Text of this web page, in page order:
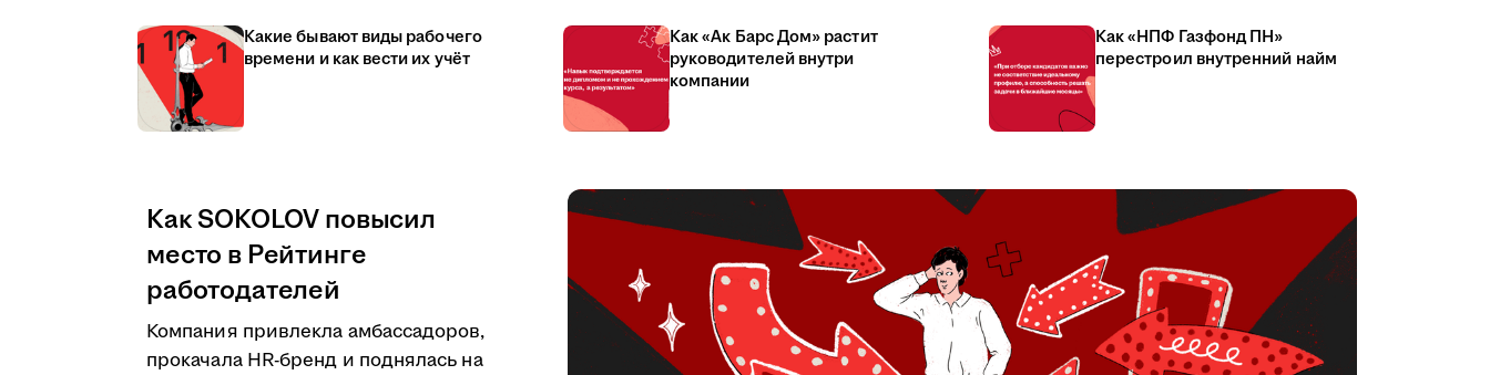
Какие бывают виды рабочего
времени и как вести их учёт
Как «Ак Барс Дом» растит
руководителей внутри
компании
Как «НПФ Газфонд ПН»
перестроил внутренний найм
Как SOKOLOV повысил
место в Рейтинге
работодателей
Компания привлекла амбассадоров,
прокачала HR-бренд и поднялась на